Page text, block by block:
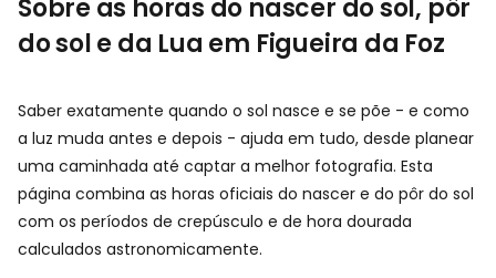
Sobre as horas do nascer do sol, pôr
do sol e da Lua em Figueira da Foz
Saber exatamente quando o sol nasce e se põe - e como
a luz muda antes e depois - ajuda em tudo, desde planear
uma caminhada até captar a melhor fotografia. Esta
página combina as horas oficiais do nascer e do pôr do sol
com os períodos de crepúsculo e de hora dourada
calculados astronomicamente.